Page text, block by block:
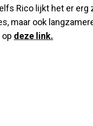
Rico lijkt het er
maar ook
deze link.